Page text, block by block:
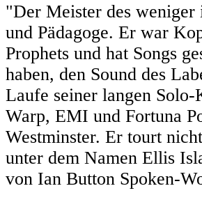
"Der Meister des
und Pädagoge. Er war
Prophets und hat Songs
haben, den Sound des
Laufe seiner langen
Warp, EMI und Fortuna
Westminster. Er tourt
unter dem Namen Ellis
von Ian Button Spoken-